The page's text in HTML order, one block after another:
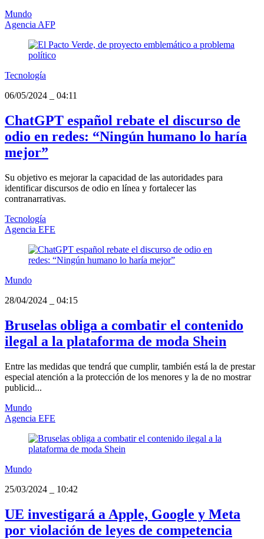
Mundo
Agencia AFP
Tecnología
06/05/2024
04:11
ChatGPT español rebate el discurso de
odio en redes: “Ningún humano lo haría
mejor”
Su objetivo es mejorar la capacidad de las autoridades para
identificar discursos de odio en línea y fortalecer las
contranarrativas.
Tecnología
Agencia EFE
Mundo
28/04/2024
04:15
Bruselas obliga a combatir el contenido
ilegal a la plataforma de moda Shein
Entre las medidas que tendrá que cumplir, también está la de prestar
especial atención a la protección de los menores y la de no mostrar
publicid...
Mundo
Agencia EFE
Mundo
25/03/2024
10:42
UE investigará a Apple, Google y Meta
por violación de leyes de competencia